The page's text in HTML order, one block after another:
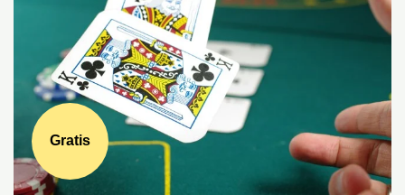
Gratis